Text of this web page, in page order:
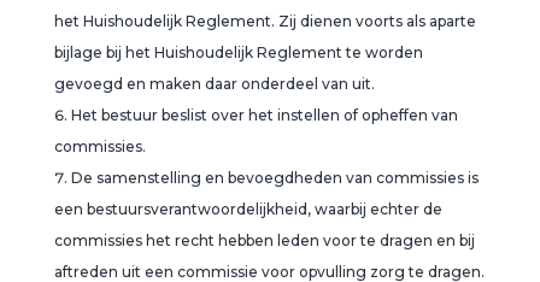
het Huishoudelijk Reglement. Zij dienen voorts als aparte
bijlage bij het Huishoudelijk Reglement te worden
gevoegd en maken daar onderdeel van uit.
Het bestuur beslist over het instellen of opheffen van
commissies.
De samenstelling en bevoegdheden van commissies is
een bestuursverantwoordelijkheid, waarbij echter de
commissies het recht hebben leden voor te dragen en bij
aftreden uit een commissie voor opvulling zorg te dragen.